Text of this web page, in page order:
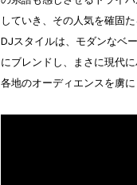
していき、その人気を確固
DJスタイルは、モダンなベ
にブレンドし、まさに現代
各地のオーディエンスを虜に